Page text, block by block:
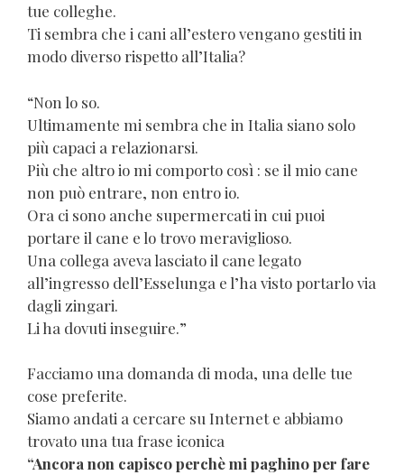
tue colleghe.
Ti sembra che i cani all’estero vengano gestiti in
modo diverso rispetto all’Italia?
“Non lo so.
Ultimamente mi sembra che in Italia siano solo
più capaci a relazionarsi.
Più che altro io mi comporto così : se il mio cane
non può entrare, non entro io.
Ora ci sono anche supermercati in cui puoi
portare il cane e lo trovo meraviglioso.
Una collega aveva lasciato il cane legato
all’ingresso dell’Esselunga e l’ha visto portarlo via
dagli zingari.
Li ha dovuti inseguire.”
Facciamo una domanda di moda, una delle tue
cose preferite.
Siamo andati a cercare su Internet e abbiamo
trovato una tua frase iconica
“Ancora non capisco perchè mi paghino per fare